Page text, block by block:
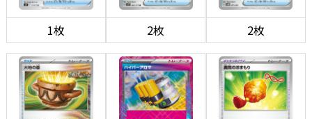
1枚 2枚 2枚